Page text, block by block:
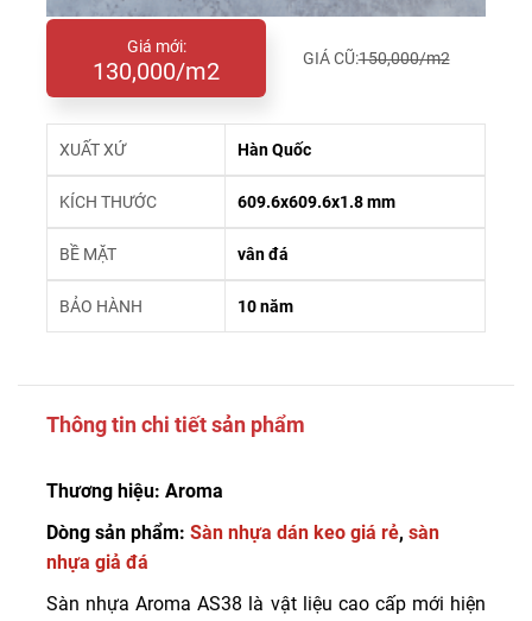
Giá mới:
130,000/m2 GIÁ CŨ:150,000/m2
XUẤT XỨ Hàn Quốc
KÍCH THƯỚC 609.6x609.6x1.8 mm
BỀ MẶT vân đá
BẢO HÀNH 10 năm
Thông tin chi tiết sản phẩm
Thương hiệu: Aroma
Dòng sản phẩm: Sàn nhựa dán keo giá rẻ, sàn
nhựa giả đá
Sàn nhựa Aroma AS38 là vật liệu cao cấp mới hiện